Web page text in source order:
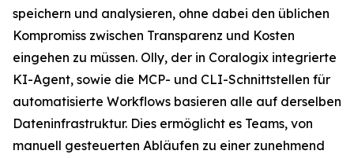
speichern und analysieren, ohne dabei den üblichen
Kompromiss zwischen Transparenz und Kosten
eingehen zu müssen. Olly, der in Coralogix integrierte
KI-Agent, sowie die MCP- und CLI-Schnittstellen für
automatisierte Workflows basieren alle auf derselben
Dateninfrastruktur. Dies ermöglicht es Teams, von
manuell gesteuerten Abläufen zu einer zunehmend